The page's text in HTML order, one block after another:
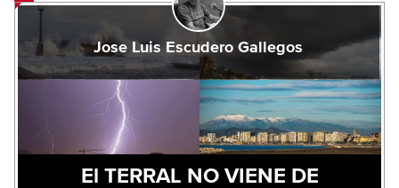
Jose Luis Escudero Gallegos
El TERRAL NO VIENE DE